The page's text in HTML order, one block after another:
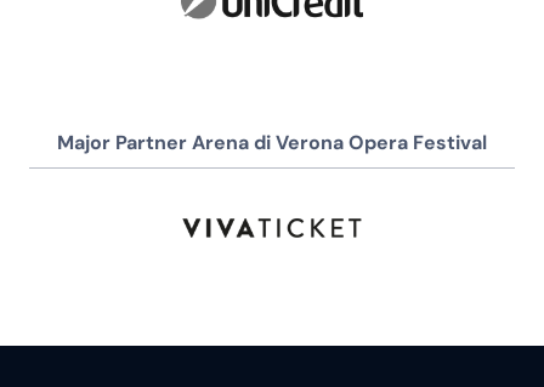
Major Partner Arena di Verona Opera Festival